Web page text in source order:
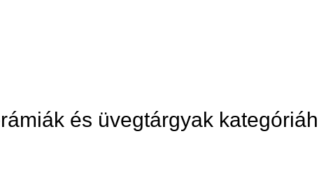
és üvegtárgyak